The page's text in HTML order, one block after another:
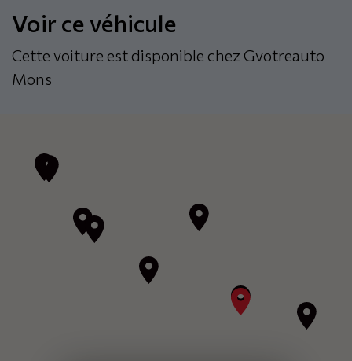
Voir ce véhicule
Cette voiture est disponible chez Gvotreauto
Mons